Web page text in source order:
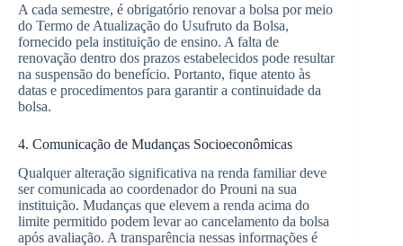
A cada semestre, é obrigatório renovar a bolsa por meio
do Termo de Atualização do Usufruto da Bolsa,
fornecido pela instituição de ensino. A falta de
renovação dentro dos prazos estabelecidos pode resultar
na suspensão do benefício. Portanto, fique atento às
datas e procedimentos para garantir a continuidade da
bolsa.
4. Comunicação de Mudanças Socioeconômicas
Qualquer alteração significativa na renda familiar deve
ser comunicada ao coordenador do Prouni na sua
instituição. Mudanças que elevem a renda acima do
limite permitido podem levar ao cancelamento da bolsa
após avaliação. A transparência nessas informações é